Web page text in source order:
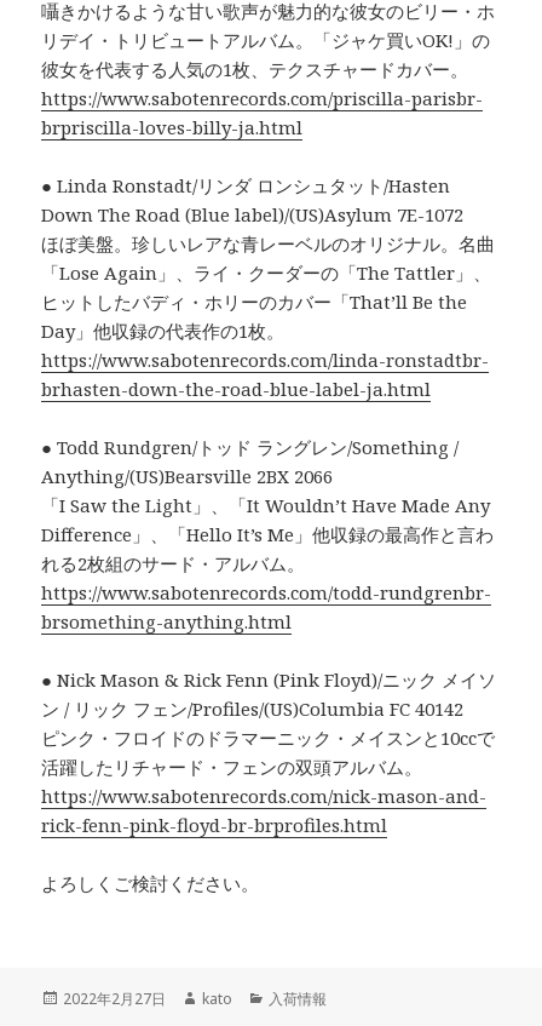
囁きかけるような甘い歌声が魅力的な彼女のビリー・ホ
リデイ・トリビュートアルバム。「ジャケ買いOK!」の
彼女を代表する人気の1枚、テクスチャードカバー。
https://www.sabotenrecords.com/priscilla-parisbr-
brpriscilla-loves-billy-ja.html
● Linda Ronstadt/リンダ ロンシュタット/Hasten
Down The Road (Blue label)/(US)Asylum 7E-1072
ほぼ美盤。珍しいレアな青レーベルのオリジナル。名曲
「Lose Again」、ライ・クーダーの「The Tattler」、
ヒットしたバディ・ホリーのカバー「That’ll Be the
Day」他収録の代表作の1枚。
https://www.sabotenrecords.com/linda-ronstadtbr-
brhasten-down-the-road-blue-label-ja.html
● Todd Rundgren/トッド ラングレン/Something /
Anything/(US)Bearsville 2BX 2066
「I Saw the Light」、「It Wouldn’t Have Made Any
Difference」、「Hello It’s Me」他収録の最高作と言わ
れる2枚組のサード・アルバム。
https://www.sabotenrecords.com/todd-rundgrenbr-
brsomething-anything.html
● Nick Mason & Rick Fenn (Pink Floyd)/ニック メイソ
ン / リック フェン/Profiles/(US)Columbia FC 40142
ピンク・フロイドのドラマーニック・メイスンと10ccで
活躍したリチャード・フェンの双頭アルバム。
https://www.sabotenrecords.com/nick-mason-and-
rick-fenn-pink-floyd-br-brprofiles.html
よろしくご検討ください。
投
2022年2月27日
作
kato
カ
入荷情報